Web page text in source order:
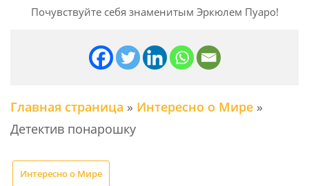
Почувствуйте себя знаменитым Эркюлем Пуаро!
Главная страница » Интересно о Мире »
Детектив понарошку
Интересно о Мире